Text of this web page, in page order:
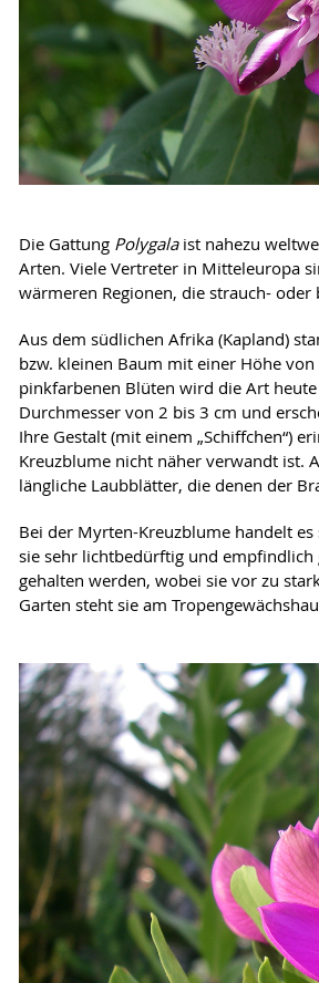
Die Gattung Polygalaist nahezu
Arten. Viele Vertreter in Mitteleuropa
wärmeren Regionen, die strauch-
Aus dem südlichen Afrika (Kapland)
bzw. kleinen Baum mit einer Höhe
pinkfarbenen Blüten wird die Art
Durchmesser von 2 bis 3 cm und
Ihre Gestalt (mit einem „Schiffchen“)
Kreuzblume nicht näher verwandt ist.
längliche Laubblätter, die denen der
Bei der Myrten-Kreuzblume handelt
sie sehr lichtbedürftig und empfindlich
gehalten werden, wobei sie vor zu
Garten steht sie am